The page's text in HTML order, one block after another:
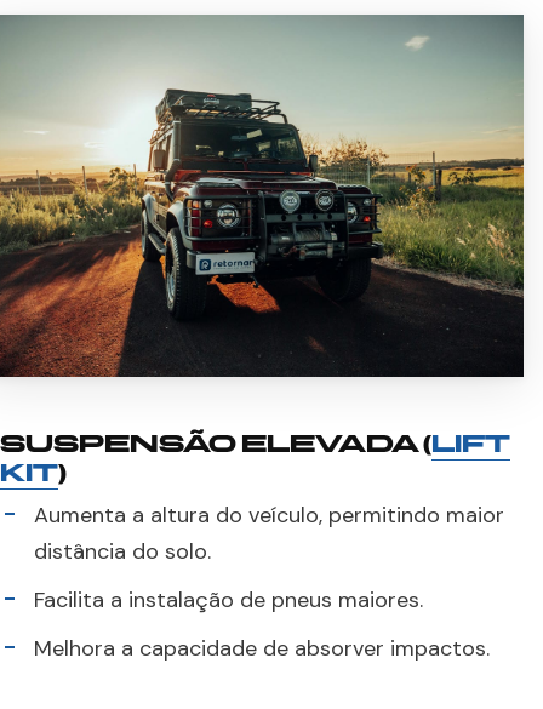
SUSPENSÃO ELEVADA (LIFT
KIT)
Aumenta a altura do veículo, permitindo maior
distância do solo.
Facilita a instalação de pneus maiores.
Melhora a capacidade de absorver impactos.